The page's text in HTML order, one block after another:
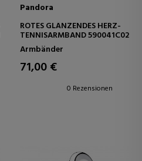
Pandora
ROTES GLÄNZENDES HERZ-
TENNISARMBAND 590041C02
Armbänder
71,00 €
0 Rezensionen